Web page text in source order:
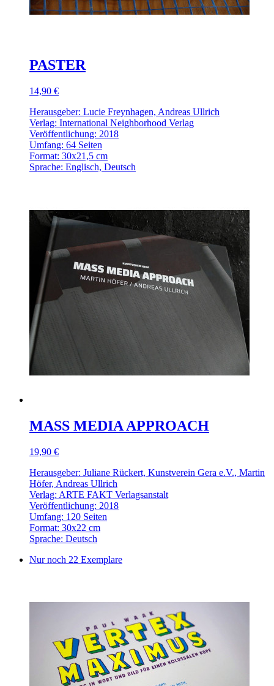
PASTER
14,90 €
Herausgeber: Lucie Freynhagen, Andreas Ullrich
Verlag: International Neighborhood Verlag
Veröffentlichung: 2018
Umfang: 64 Seiten
Format: 30x21,5 cm
Sprache: Englisch, Deutsch
MASS MEDIA APPROACH
19,90 €
Herausgeber: Juliane Rückert, Kunstverein Gera e.V., Martin
Höfer, Andreas Ullrich
Verlag: ARTE FAKT Verlagsanstalt
Veröffentlichung: 2018
Umfang: 120 Seiten
Format: 30x22 cm
Sprache: Deutsch
Nur noch 22 Exemplare